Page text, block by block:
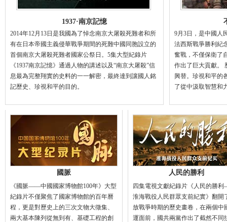
1937·南京記憶
2014年12月13日是我國為了悼念南京大屠殺死難者和所
有在日本帝國主義侵華戰爭期間的死難中國同胞設立的
首個南京大屠殺死難者國家公祭日。5集大型紀錄片
《1937南京記憶》通過人物的講述以及“南京大屠殺”信
息最為完整翔實的史料的一一解密，最終達到讓國人銘
記歷史、珍視和平的目的。
9月3日，是中國人
法西斯戰爭勝利紀
奮戰，不僅保衛了
作出了巨大貢獻。
興替。珍視和平的
了從中汲取智慧和
國脈
《國脈——中國國家博物館100年》大型
紀錄片不僅聚焦了國家博物館的百年曆
程，更是對歷史上的三次文物大徵集、
兩大基本陳列從無到有、基礎工程的創
人民的勝利
四集電視文獻紀錄片《人民的勝
淮海戰役人民群眾支前紀實》翻開
放戰爭時期的歷史畫卷，在兩個中
運面前，國共兩黨作出了截然不同